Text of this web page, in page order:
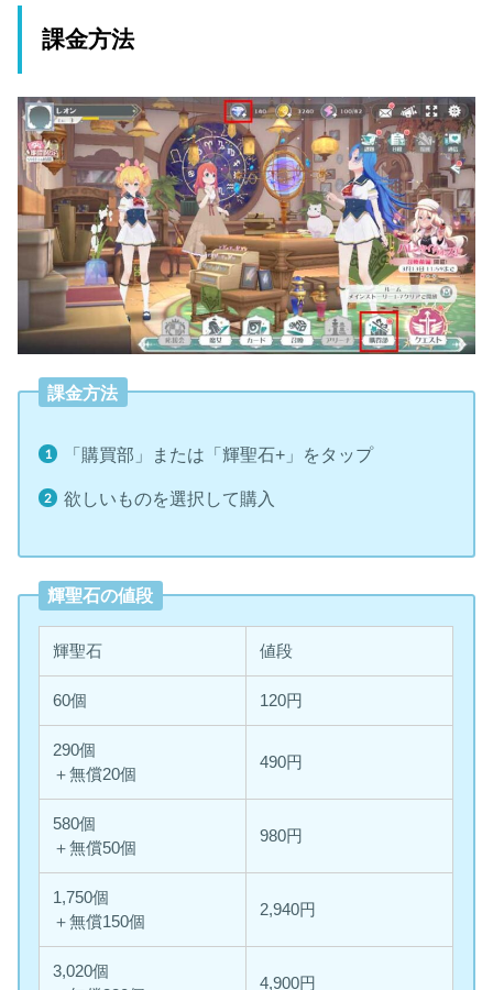
課金方法
課金方法
「購買部」または「輝聖石+」をタップ
欲しいものを選択して購入
輝聖石の値段
輝聖石 値段
60個 120円
290個
＋無償20個
490円
580個
＋無償50個
980円
1,750個
＋無償150個
2,940円
3,020個
4,900円